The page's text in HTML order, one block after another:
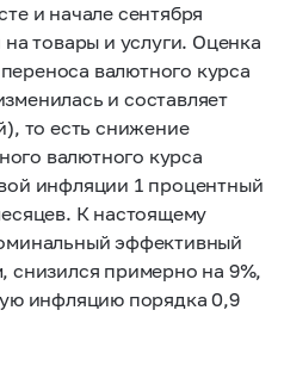
и начале сентября
на товары и услуги. Оценка
валютного курса
и составляет
то есть снижение
валютного курса
инфляции 1 процентный
К настоящему
эффективный
снизился примерно на 9%,
инфляцию порядка 0,9